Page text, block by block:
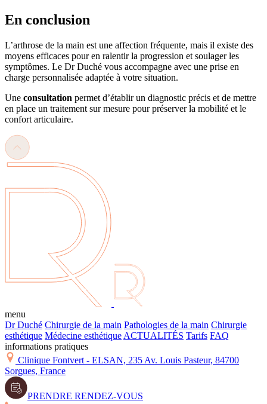
En conclusion
L’arthrose de la main est une affection fréquente, mais il existe des
moyens efficaces pour en ralentir la progression et soulager les
symptômes. Le Dr Duché vous accompagne avec une prise en
charge personnalisée adaptée à votre situation.
Une consultation permet d’établir un diagnostic précis et de mettre
en place un traitement sur mesure pour préserver la mobilité et le
confort articulaire.
menu
Dr Duché Chirurgie de la main Pathologies de la main Chirurgie
esthétique Médecine esthétique ACTUALITÉS Tarifs FAQ
informations pratiques
Clinique Fontvert - ELSAN, 235 Av. Louis Pasteur, 84700
Sorgues, France
PRENDRE RENDEZ-VOUS